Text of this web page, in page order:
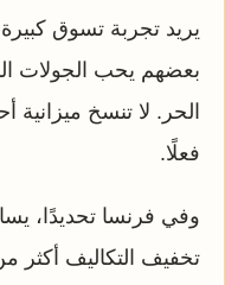
يريد تجربة تسوق
بعضهم يحب الجولات
الحر. لا تنسخ ميزانية
فعلًا.
وفي فرنسا تحديدًا،
تخفيف التكاليف أكثر